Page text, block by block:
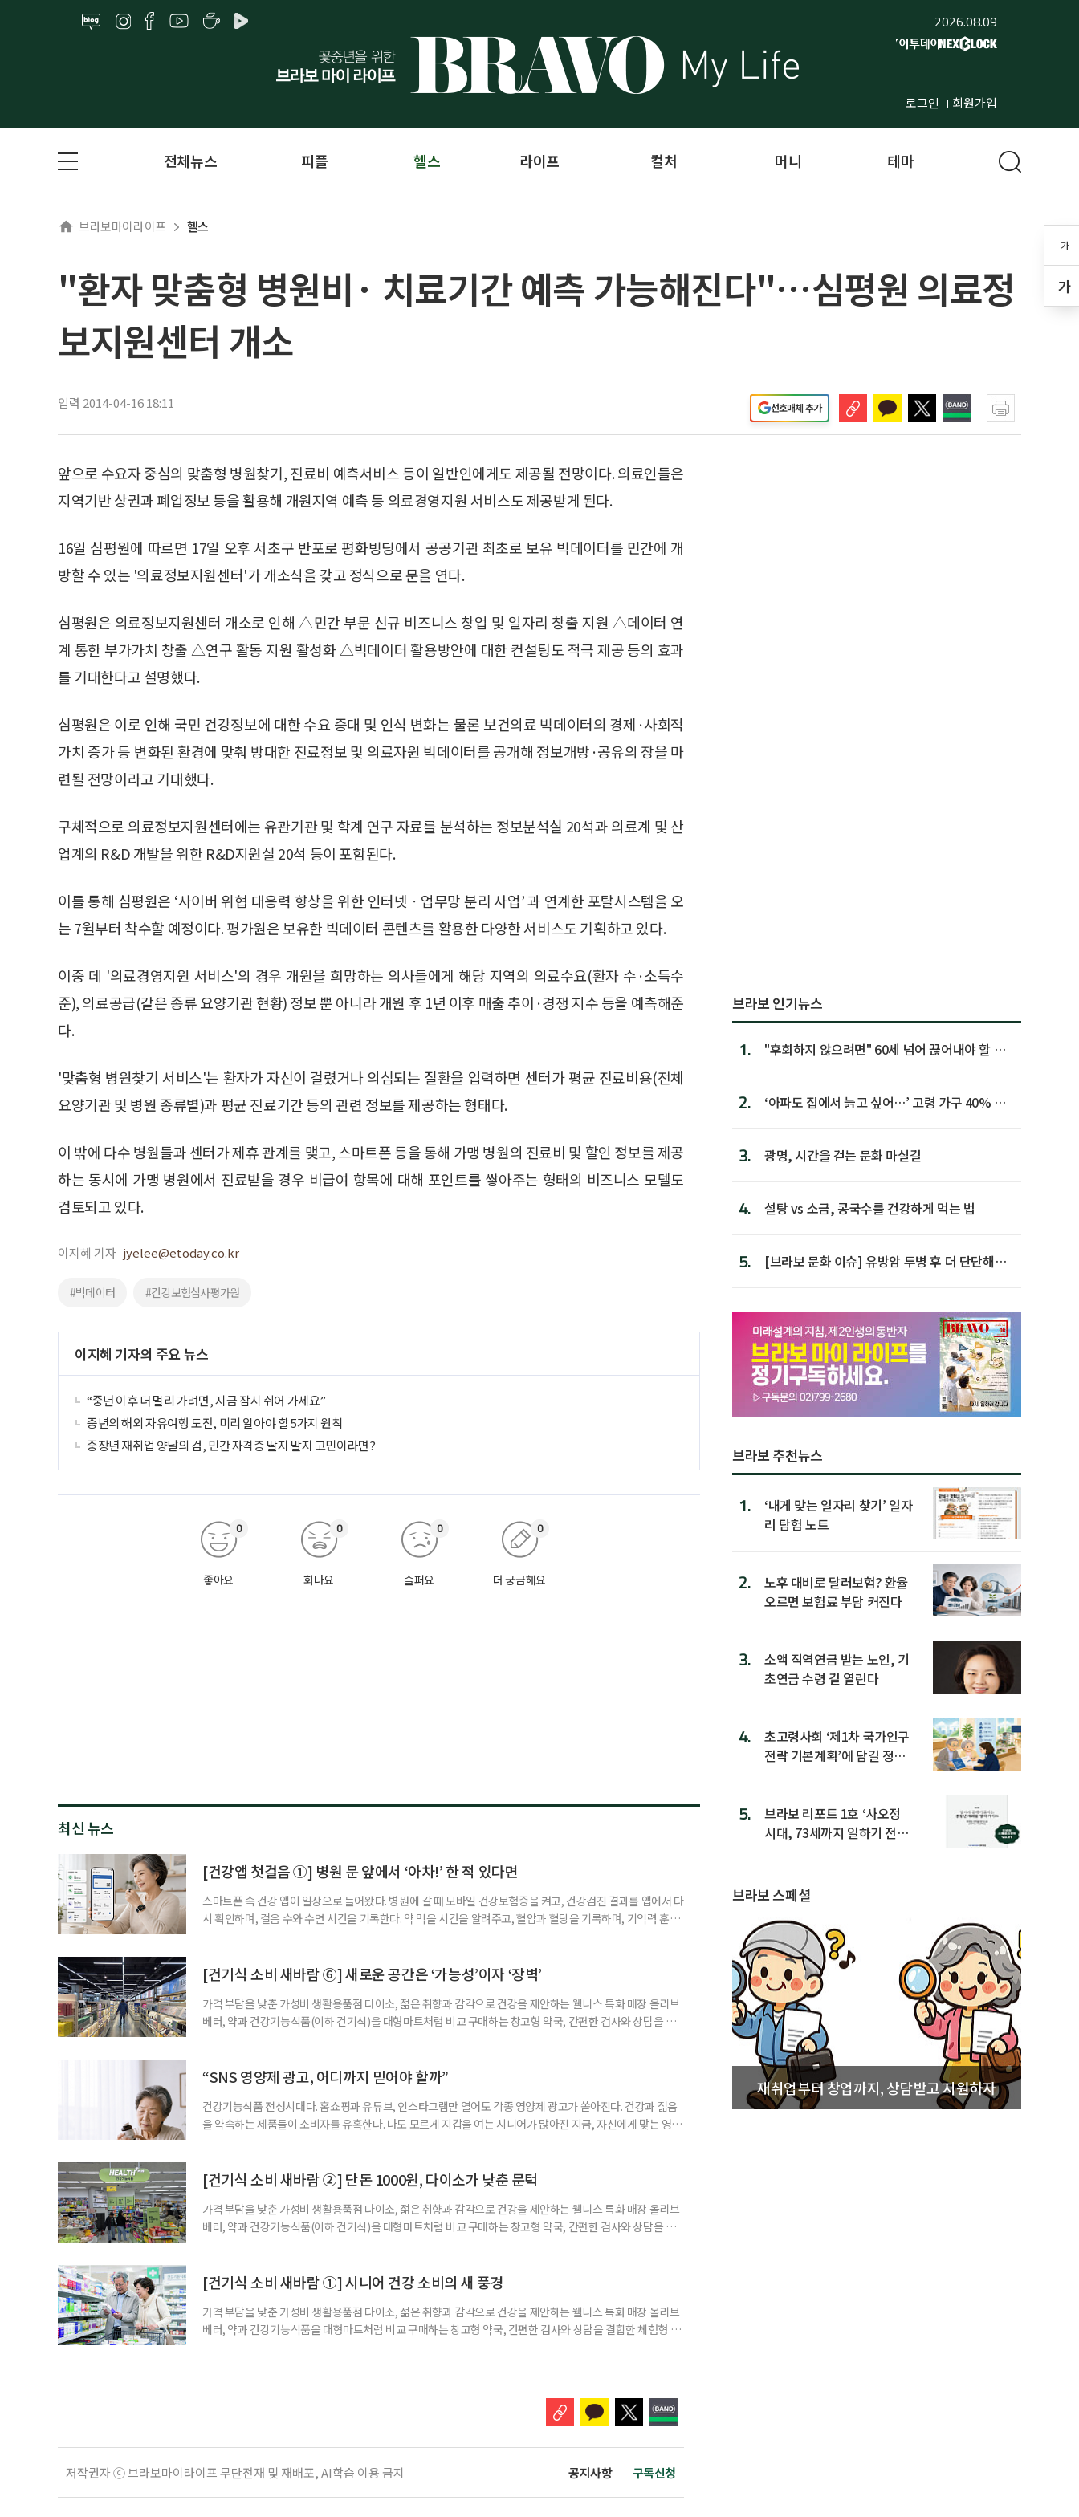
2026.08.09
로그인 회원가입
가
가
전체뉴스 피플 헬스 라이프 컬처 머니 테마
브라보마이라이프 헬스
"환자 맞춤형 병원비· 치료기간 예측 가능해진다"…심평원 의료정
보지원센터 개소
입력 2014-04-16 18:11 선호매체 추가
앞으로 수요자 중심의 맞춤형 병원찾기, 진료비 예측서비스 등이 일반인에게도 제공될 전망이다. 의료인들은
지역기반 상권과 폐업정보 등을 활용해 개원지역 예측 등 의료경영지원 서비스도 제공받게 된다.
16일 심평원에 따르면 17일 오후 서초구 반포로 평화빙딩에서 공공기관 최초로 보유 빅데이터를 민간에 개
방할 수 있는 '의료정보지원센터'가 개소식을 갖고 정식으로 문을 연다.
심평원은 의료정보지원센터 개소로 인해 △민간 부문 신규 비즈니스 창업 및 일자리 창출 지원 △데이터 연
계 통한 부가가치 창출 △연구 활동 지원 활성화 △빅데이터 활용방안에 대한 컨설팅도 적극 제공 등의 효과
를 기대한다고 설명했다.
심평원은 이로 인해 국민 건강정보에 대한 수요 증대 및 인식 변화는 물론 보건의료 빅데이터의 경제·사회적
가치 증가 등 변화된 환경에 맞춰 방대한 진료정보 및 의료자원 빅데이터를 공개해 정보개방·공유의 장을 마
련될 전망이라고 기대했다.
구체적으로 의료정보지원센터에는 유관기관 및 학계 연구 자료를 분석하는 정보분석실 20석과 의료계 및 산
업계의 R&D 개발을 위한 R&D지원실 20석 등이 포함된다.
이를 통해 심평원은 ‘사이버 위협 대응력 향상을 위한 인터넷ㆍ업무망 분리 사업’ 과 연계한 포탈시스템을 오
는 7월부터 착수할 예정이다. 평가원은 보유한 빅데이터 콘텐츠를 활용한 다양한 서비스도 기획하고 있다.
이중 데 '의료경영지원 서비스'의 경우 개원을 희망하는 의사들에게 해당 지역의 의료수요(환자 수·소득수
준), 의료공급(같은 종류 요양기관 현황) 정보 뿐 아니라 개원 후 1년 이후 매출 추이·경쟁 지수 등을 예측해준
다.
'맞춤형 병원찾기 서비스'는 환자가 자신이 걸렸거나 의심되는 질환을 입력하면 센터가 평균 진료비용(전체
요양기관 및 병원 종류별)과 평균 진료기간 등의 관련 정보를 제공하는 형태다.
이 밖에 다수 병원들과 센터가 제휴 관계를 맺고, 스마트폰 등을 통해 가맹 병원의 진료비 및 할인 정보를 제공
하는 동시에 가맹 병원에서 진료받을 경우 비급여 항목에 대해 포인트를 쌓아주는 형태의 비즈니스 모델도
검토되고 있다.
이지혜 기자 jyelee@etoday.co.kr
#빅데이터 #건강보험심사평가원
이지혜 기자의 주요 뉴스
“중년 이후 더 멀리 가려면, 지금 잠시 쉬어 가세요”
중년의 해외 자유여행 도전, 미리 알아야 할 5가지 원칙
중장년 재취업 양날의 검, 민간 자격증 딸지 말지 고민이라면?
좋아요
0
화나요
0
슬퍼요
0
더 궁금해요
0
최신 뉴스
[건강앱 첫걸음 ①] 병원 문 앞에서 ‘아차!’ 한 적 있다면
스마트폰 속 건강 앱이 일상으로 들어왔다. 병원에 갈 때 모바일 건강보험증을 켜고, 건강검진 결과를 앱에서 다
시 확인하며, 걸음 수와 수면 시간을 기록한다. 약 먹을 시간을 알려주고, 혈압과 혈당을 기록하며, 기억력 훈련
워치나 운동 앱을 먼저 떠올리기 쉽다. 하지만 시니어에게 가장 먼저 필요한 디지털 건강 도구는 의외로
[건기식 소비 새바람 ⑥] 새로운 공간은 ‘가능성’이자 ‘장벽’
가격 부담을 낮춘 가성비 생활용품점 다이소, 젊은 취향과 감각으로 건강을 제안하는 웰니스 특화 매장 올리브
베러, 약과 건강기능식품(이하 건기식)을 대형마트처럼 비교 구매하는 창고형 약국, 간편한 검사와 상담을 결
용하면 좋을지 현장을 직접 방문해 살펴봤다. 다이소, 올리브베러, 창고형·체험형 약국까지. 건기식을 구매할
“SNS 영양제 광고, 어디까지 믿어야 할까”
건강기능식품 전성시대다. 홈쇼핑과 유튜브, 인스타그램만 열어도 각종 영양제 광고가 쏟아진다. 건강과 젊음
을 약속하는 제품들이 소비자를 유혹한다. 나도 모르게 지갑을 여는 시니어가 많아진 지금, 자신에게 맞는 영양
황 프로젝트’가 SNS를 중심으로 펼쳐지고 있다. 연예인과 인플루언서가 추천하는 제품 광고를 보다 보면, 그
[건기식 소비 새바람 ②] 단돈 1000원, 다이소가 낮춘 문턱
가격 부담을 낮춘 가성비 생활용품점 다이소, 젊은 취향과 감각으로 건강을 제안하는 웰니스 특화 매장 올리브
베러, 약과 건강기능식품(이하 건기식)을 대형마트처럼 비교 구매하는 창고형 약국, 간편한 검사와 상담을 결
용하면 좋을지 현장을 직접 방문해 살펴봤다. 다이소 건기식 코너에서 가장 먼저 눈에 띄는 것은 가격이다. 100
[건기식 소비 새바람 ①] 시니어 건강 소비의 새 풍경
가격 부담을 낮춘 가성비 생활용품점 다이소, 젊은 취향과 감각으로 건강을 제안하는 웰니스 특화 매장 올리브
베러, 약과 건강기능식품을 대형마트처럼 비교 구매하는 창고형 약국, 간편한 검사와 상담을 결합한 체험형 약
저작권자 ⓒ 브라보마이라이프 무단전재 및 재배포, AI학습 이용 금지 공지사항 구독신청
브라보 인기뉴스
1.
"후회하지 않으려면" 60세 넘어 끊어내야 할 사
2.
‘아파도 집에서 늙고 싶어…’ 고령 가구 40% 노
3. 광명, 시간을 걷는 문화 마실길
4. 설탕 vs 소금, 콩국수를 건강하게 먹는 법
5.
[브라보 문화 이슈] 유방암 투병 후 더 단단해진
브라보 추천뉴스
1.
‘내게 맞는 일자리 찾기’ 일자
리 탐험 노트
2.
노후 대비로 달러보험? 환율
오르면 보험료 부담 커진다
3.
소액 직역연금 받는 노인, 기
초연금 수령 길 열린다
4.
초고령사회 ‘제1차 국가인구
전략 기본계획’에 담길 정책
5.
브라보 리포트 1호 ‘사오정
시대, 73세까지 일하기 전략’
브라보 스페셜
재취업부터 창업까지, 상담받고 지원하자